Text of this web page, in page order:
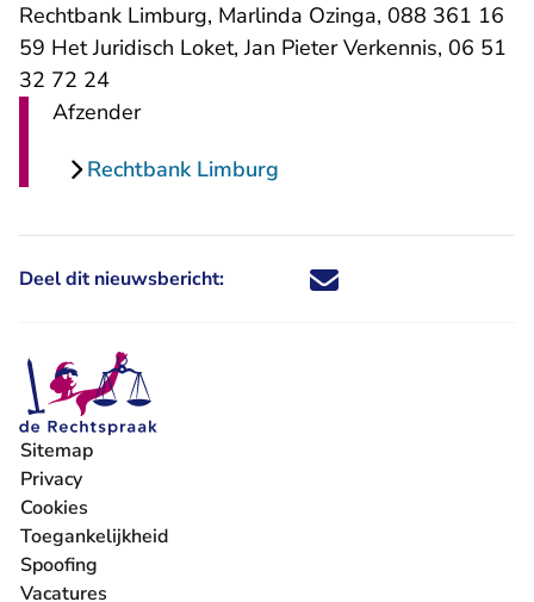
Rechtbank Limburg, Marlinda Ozinga, 088 361 16
59 Het Juridisch Loket, Jan Pieter Verkennis, 06 51
32 72 24
Afzender
Rechtbank Limburg
Deel dit nieuwsbericht: Deel dit nieuwsbericht via X -
Deel dit nieuwsbericht via
Deel dit nieuwsbericht
Deel dit
Sitemap
Privacy
Cookies
Toegankelijkheid
Spoofing
Vacatures